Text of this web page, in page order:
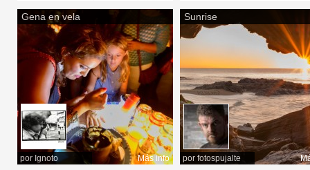
Gena en vela
por Ignoto Más info
Sunrise
por fotospujalte